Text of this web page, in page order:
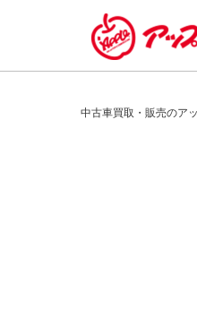
/*ABテスト_新規査定フォー
中古車買取・販売のア